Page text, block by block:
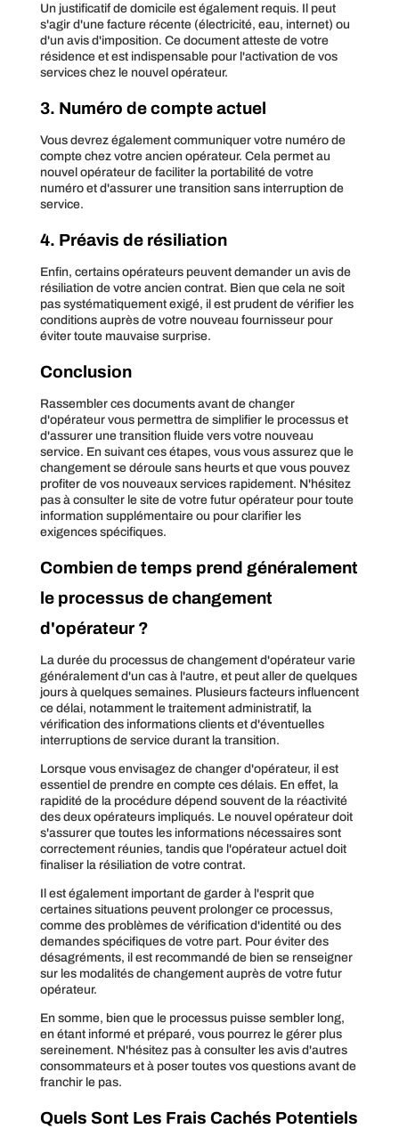
Un justificatif de domicile est également requis. Il peut
s'agir d'une facture récente (électricité, eau, internet) ou
d'un avis d'imposition. Ce document atteste de votre
résidence et est indispensable pour l'activation de vos
services chez le nouvel opérateur.
3. Numéro de compte actuel
Vous devrez également communiquer votre numéro de
compte chez votre ancien opérateur. Cela permet au
nouvel opérateur de faciliter la portabilité de votre
numéro et d'assurer une transition sans interruption de
service.
4. Préavis de résiliation
Enfin, certains opérateurs peuvent demander un avis de
résiliation de votre ancien contrat. Bien que cela ne soit
pas systématiquement exigé, il est prudent de vérifier les
conditions auprès de votre nouveau fournisseur pour
éviter toute mauvaise surprise.
Conclusion
Rassembler ces documents avant de changer
d'opérateur vous permettra de simplifier le processus et
d'assurer une transition fluide vers votre nouveau
service. En suivant ces étapes, vous vous assurez que le
changement se déroule sans heurts et que vous pouvez
profiter de vos nouveaux services rapidement. N'hésitez
pas à consulter le site de votre futur opérateur pour toute
information supplémentaire ou pour clarifier les
exigences spécifiques.
Combien de temps prend généralement
le processus de changement
d'opérateur ?
La durée du processus de changement d'opérateur varie
généralement d'un cas à l'autre, et peut aller de quelques
jours à quelques semaines. Plusieurs facteurs influencent
ce délai, notamment le traitement administratif, la
vérification des informations clients et d'éventuelles
interruptions de service durant la transition.
Lorsque vous envisagez de changer d'opérateur, il est
essentiel de prendre en compte ces délais. En effet, la
rapidité de la procédure dépend souvent de la réactivité
des deux opérateurs impliqués. Le nouvel opérateur doit
s'assurer que toutes les informations nécessaires sont
correctement réunies, tandis que l'opérateur actuel doit
finaliser la résiliation de votre contrat.
Il est également important de garder à l'esprit que
certaines situations peuvent prolonger ce processus,
comme des problèmes de vérification d'identité ou des
demandes spécifiques de votre part. Pour éviter des
désagréments, il est recommandé de bien se renseigner
sur les modalités de changement auprès de votre futur
opérateur.
En somme, bien que le processus puisse sembler long,
en étant informé et préparé, vous pourrez le gérer plus
sereinement. N'hésitez pas à consulter les avis d'autres
consommateurs et à poser toutes vos questions avant de
franchir le pas.
Quels Sont Les Frais Cachés Potentiels